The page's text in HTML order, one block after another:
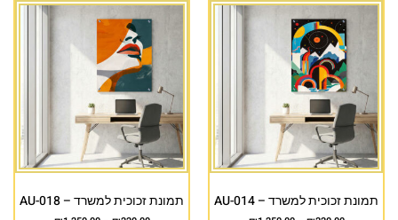
תמונת זכוכית למשרד – AU-014 תמונת זכוכית למשרד – AU-018